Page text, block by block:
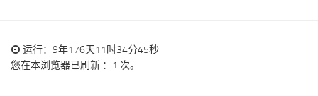
运行：9年176天11时34分45秒
您在本浏览器已刷新 ：1 次。